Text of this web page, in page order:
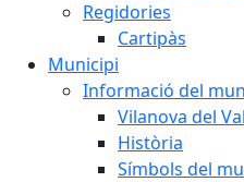
Regidories
Cartipàs
Municipi
Informació del
Vilanova del
Història
Símbols del